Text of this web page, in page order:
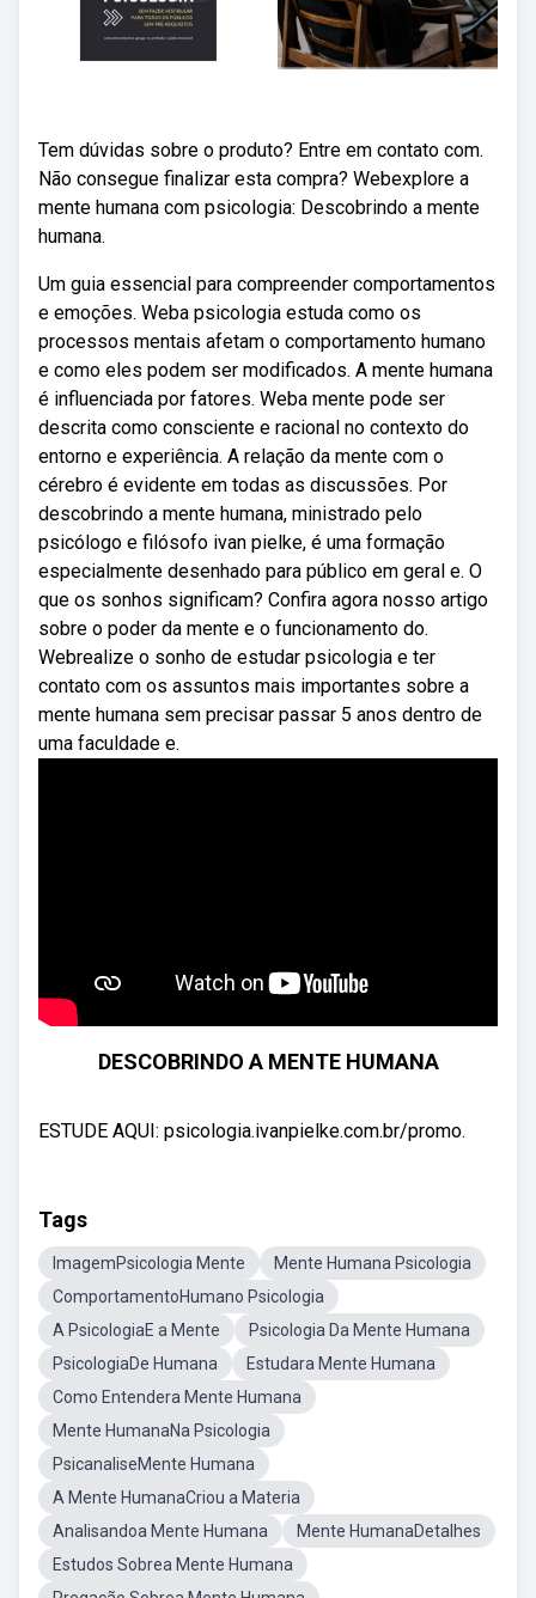
Tem dúvidas sobre o produto? Entre em contato com.
Não consegue finalizar esta compra? Webexplore a
mente humana com psicologia: Descobrindo a mente
humana.
Um guia essencial para compreender comportamentos
e emoções. Weba psicologia estuda como os
processos mentais afetam o comportamento humano
e como eles podem ser modificados. A mente humana
é influenciada por fatores. Weba mente pode ser
descrita como consciente e racional no contexto do
entorno e experiência. A relação da mente com o
cérebro é evidente em todas as discussões. Por
descobrindo a mente humana, ministrado pelo
psicólogo e filósofo ivan pielke, é uma formação
especialmente desenhado para público em geral e. O
que os sonhos significam? Confira agora nosso artigo
sobre o poder da mente e o funcionamento do.
Webrealize o sonho de estudar psicologia e ter
contato com os assuntos mais importantes sobre a
mente humana sem precisar passar 5 anos dentro de
uma faculdade e.
DESCOBRINDO A MENTE HUMANA
ESTUDE AQUI: psicologia.ivanpielke.com.br/promo.
Tags
ImagemPsicologia Mente
Mente Humana Psicologia
ComportamentoHumano Psicologia
A PsicologiaE a Mente
Psicologia Da Mente Humana
PsicologiaDe Humana
Estudara Mente Humana
Como Entendera Mente Humana
Mente HumanaNa Psicologia
PsicanaliseMente Humana
A Mente HumanaCriou a Materia
Analisandoa Mente Humana
Mente HumanaDetalhes
Estudos Sobrea Mente Humana